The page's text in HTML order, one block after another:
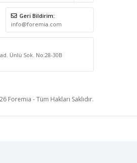
Geri Bildirim:
info@foremia.com
Ünlü Sok. No:28-30B
Foremia - Tüm Hakları Saklıdır.